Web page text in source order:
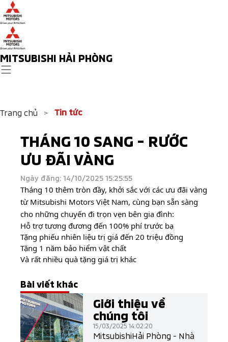
MITSUBISHI HẢI PHÒNG
Trang chủ > Tin tức
THÁNG 10 SANG - RƯỚC
ƯU ĐÃI VÀNG​
Ngày đăng: 14/10/2025 15:25:55
Tháng 10 thêm tròn đầy, khởi sắc với các ưu đãi vàng
từ Mitsubishi Motors Việt Nam, cùng bạn sẵn sàng
cho những chuyến đi trọn vẹn bên gia đình: ​
Hỗ trợ tương đương đến 100% phí trước bạ ​​
Tặng phiếu nhiên liệu trị giá đến 20 triệu đồng​​
Tặng 1 năm bảo hiểm vật chất​
Và rất nhiều quà tặng giá trị khác​
Bài viết khác
Giới thiệu về
chúng tôi
15/03/2025 14:02:20
MitsubishiHải Phòng - Nhà